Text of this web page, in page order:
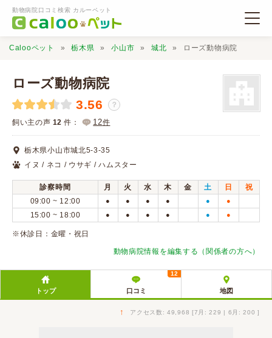
動物病院口コミ検索 カルーペット
動物病院検索
口コミ検索
Calooペットとは？
口コミ投稿
Calooペット 栃木県 小山市 城北 ローズ動物病院
ローズ動物病院
3.56 ？
飼い主の声 12 件： 12件
栃木県小山市城北5-3-35
イヌ / ネコ / ウサギ / ハムスター
診察時間 月 火 水 木 金 土 日
祝
09:00 ~ 12:00
● ● ● ● ● ●
15:00 ~ 18:00 ● ● ● ● ● ●
※休診日：金曜・祝日
動物病院情報を編集する（関係者の方へ）
トップ 口コミ
12
地図
↑ アクセス数: 49,968 [7月: 229 | 6月: 200 ]